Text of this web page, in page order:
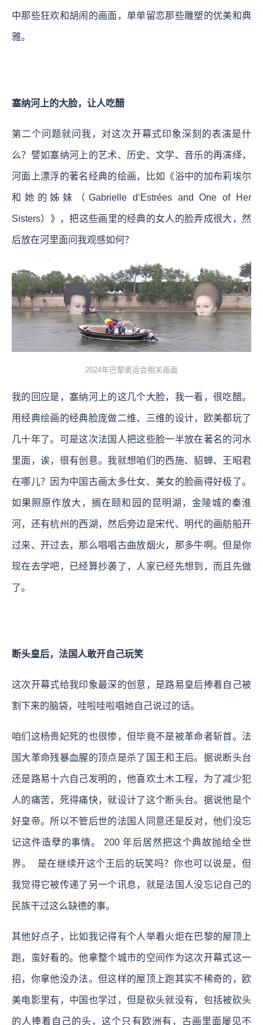
中那些狂欢和胡闹的画面，单单留恋那些雕塑的优美和典
雅。
塞纳河上的大脸，让人吃醋
第二个问题就问我，对这次开幕式印象深刻的表演是什
么？譬如塞纳河上的艺术、历史、文学、音乐的再演绎，
河面上漂浮的著名经典的绘画，比如《浴中的加布莉埃尔
和她的姊妹（Gabrielle d‘Estrées and One of Her
Sisters）》，把这些画里的经典的女人的脸弄成很大，然
后放在河里面问我观感如何？
2024年巴黎奥运会相关画面
我的回应是，塞纳河上的这几个大脸，我一看，很吃醋。
用经典绘画的经典脸庞做二维、三维的设计，欧美都玩了
几十年了。可是这次法国人把这些脸一半放在著名的河水
里面，诶，很有创意。我就想咱们的西施、貂蝉、王昭君
在哪儿？因为中国古画太多仕女、美女的脸画得好极了。
如果照原作放大，搁在颐和园的昆明湖，金陵城的秦淮
河，还有杭州的西湖，然后旁边是宋代、明代的画舫船开
过来、开过去，那么唱唱古曲放烟火，那多牛啊。但是你
现在去学吧，已经算抄袭了，人家已经先想到，而且先做
了。
断头皇后，法国人敢开自己玩笑
这次开幕式给我印象最深的创意，是路易皇后捧着自己被
割下来的脑袋，哇啦哇啦唱她自己说过的话。
咱们这杨贵妃死的也很惨，但毕竟不是被革命者斩首。法
国大革命残暴血腥的顶点是杀了国王和王后。据说断头台
还是路易十六自己发明的，他喜欢土木工程，为了减少犯
人的痛苦，死得痛快，就设计了这个断头台。据说他是个
好皇帝。所以不管后世的法国人同意还是反对，他们没忘
记这件造孽的事情。 200 年后居然把这个典故抛给全世
界。 是在继续开这个王后的玩笑吗？你也可以说是，但
我觉得它被传递了另一个讯息，就是法国人没忘记自己的
民族干过这么缺德的事。
其他好点子，比如我记得有个人举着火炬在巴黎的屋顶上
跑，蛮好看的。他拿整个城市的空间作为这次开幕式这一
招，你拿他没办法。但这样的屋顶上跑其实不稀奇的，欧
美电影里有，中国也学过，但是砍头就没有，包括被砍头
的人捧着自己的头，这个只有欧洲有，古画里面屡见不